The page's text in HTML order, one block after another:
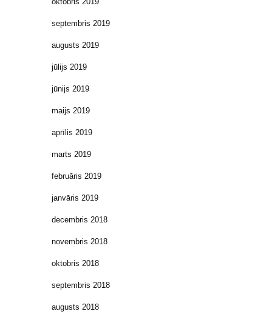
septembris 2019
augusts 2019
jūlijs 2019
jūnijs 2019
maijs 2019
aprīlis 2019
marts 2019
februāris 2019
janvāris 2019
decembris 2018
novembris 2018
oktobris 2018
septembris 2018
augusts 2018